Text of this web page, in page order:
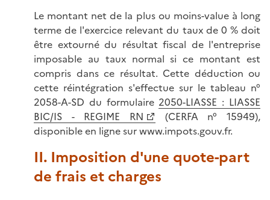
Le montant net de la plus ou moins-value à long
terme de l'exercice relevant du taux de 0 % doit
être extourné du résultat fiscal de l'entreprise
imposable au taux normal si ce montant est
compris dans ce résultat. Cette déduction ou
cette réintégration s'effectue sur le tableau n°
2058-A-SD du formulaire 2050-LIASSE : LIASSE
BIC/IS - REGIME RN
(CERFA n° 15949),
disponible en ligne sur www.impots.gouv.fr.
II. Imposition d'une quote-part
de frais et charges